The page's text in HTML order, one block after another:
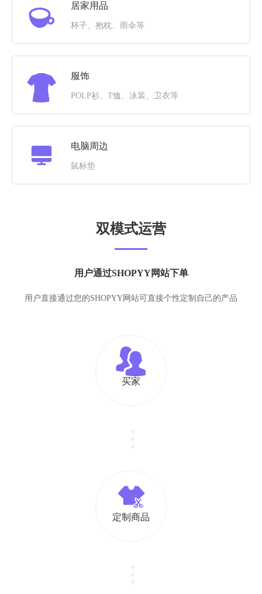
居家用品
杯子、抱枕、雨伞等
服饰
POLP衫、T恤、泳装、卫衣等
电脑周边
鼠标垫
双模式运营
用户通过SHOPYY网站下单
用户直接通过您的SHOPYY网站可直接个性定制自己的产品
买家
定制商品